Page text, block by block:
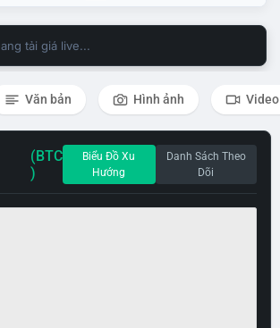
tải giá live...
Văn bản Hình ảnh Video
(BTC
)
Biểu Đồ Xu
Hướng
Danh Sách Theo
Dõi